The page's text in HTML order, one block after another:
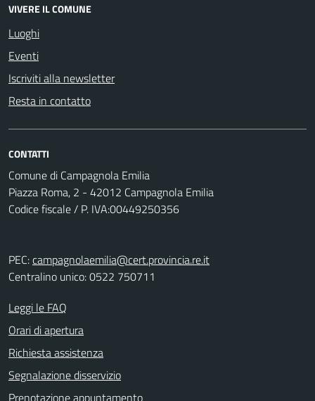
VIVERE IL COMUNE
Luoghi
Eventi
Iscriviti alla newsletter
Resta in contatto
CONTATTI
Comune di Campagnola Emilia
Piazza Roma, 2 - 42012 Campagnola Emilia
Codice fiscale / P. IVA:00449250356
PEC:campagnolaemilia@cert.provincia.re.it
Centralino unico: 0522 750711
Leggi le FAQ
Orari di apertura
Richiesta assistenza
Segnalazione disservizio
Prenotazione appuntamento